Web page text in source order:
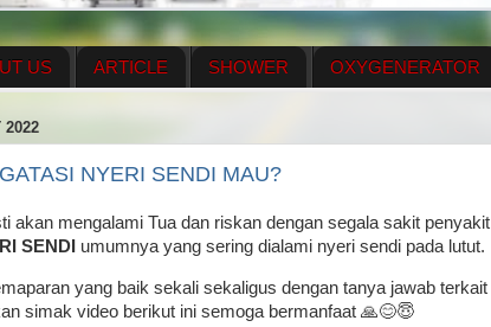
US ARTICLE SHOWER OXYGENERATOR
PLAN MENUS
2022
NYERI SENDI MAU?
akan mengalami Tua dan riskan dengan segala sakit penyakit
SENDI umumnya yang sering dialami nyeri sendi pada lutut.
yang baik sekali sekaligus dengan tanya jawab terkait
simak video berikut ini semoga bermanfaat 🙏😊😇